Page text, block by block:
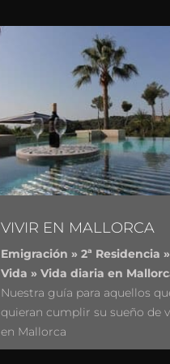
VIVIR EN MALLORCA
Emigración » 2ª Residencia »
Vida » Vida diaria en
Nuestra guía para aquellos
quieran cumplir su sueño de
en Mallorca